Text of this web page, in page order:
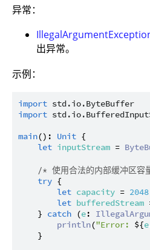
异常：
出异常。
示例：
import std.io.ByteBuffer
import
main(): Unit {
let inputStream =
/* 使用合法的内部缓冲区
try {
let capacity = 2048
let bufferedStream
    }
catch (e:
println("Error: ${e
    }